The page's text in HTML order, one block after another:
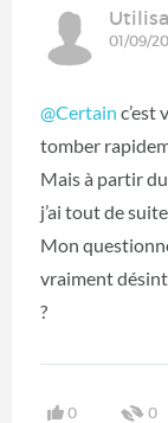
01/09/
@Certain
tomber
Mais à partir
j’ai tout de
Mon
vraiment
?
0 0